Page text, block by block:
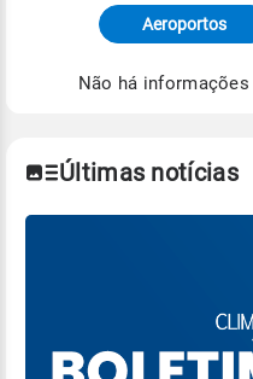
Fonte: dados
meteorológicas e
de Tempo e Estudos
Aeroportos
Não há
Últimas notícias